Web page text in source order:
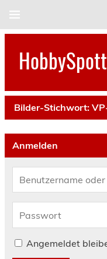
Bilder-Stichwort:
Anmelden
Angemeldet